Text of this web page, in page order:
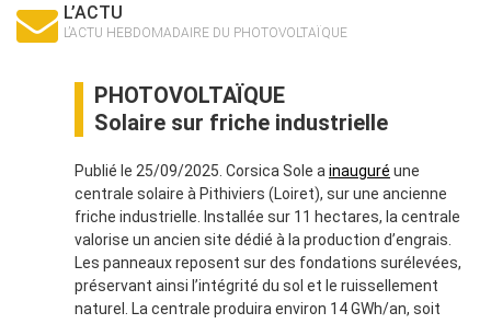
L’ACTU
L’ACTU HEBDOMADAIRE DU PHOTOVOLTAÏQUE
PHOTOVOLTAÏQUE
Solaire sur friche industrielle
Publié le 25/09/2025. Corsica Sole a inauguré une
centrale solaire à Pithiviers (Loiret), sur une ancienne
friche industrielle. Installée sur 11 hectares, la centrale
valorise un ancien site dédié à la production d’engrais.
Les panneaux reposent sur des fondations surélevées,
préservant ainsi l’intégrité du sol et le ruissellement
naturel. La centrale produira environ 14 GWh/an, soit